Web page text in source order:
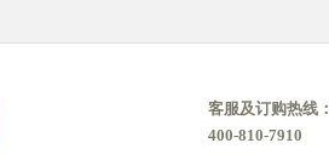
客服及订购热线：
400-810-7910